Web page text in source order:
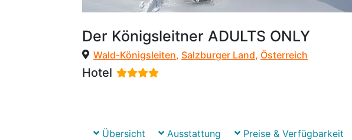
Der Königsleitner ADULTS ONLY
Wald-Königsleiten, Salzburger Land, Österreich
Hotel
Übersicht Ausstattung Preise & Verfügbarkeit